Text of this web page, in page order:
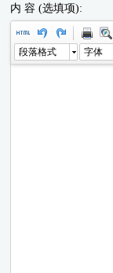
内 容 (选填项):
段落格式 字体